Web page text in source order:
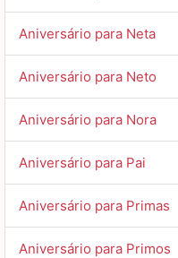
Aniversário para Neta
Aniversário para Neto
Aniversário para Nora
Aniversário para Pai
Aniversário para Primas
Aniversário para Primos